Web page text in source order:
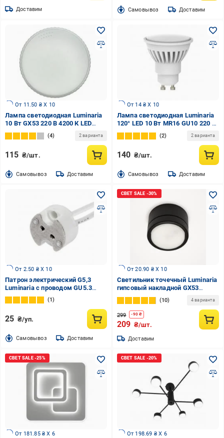
Доставим Cамовывоз Доставим
От 11.50 ₴ X 10
Лампа светодиодная Luminaria
10 Вт GX53 220 В 4200 К LED
GX53 10W 4200K
4 2 варианта
115 ₴/шт.
Cамовывоз Доставим
От 14 ₴ X 10
Лампа светодиодная Luminaria
120° LED 10 Вт MR16 GU10 220 В
4200 К CERAMIC
2 2 варианта
140 ₴/шт.
Cамовывоз Доставим
От 2.50 ₴ X 10
Патрон электрический G5,3
Luminaria с проводом GU5.3
керамика белый SOCKET GU5.3
1
25 ₴/уп.
Cамовывоз Доставим
От 20.90 ₴ X 10
Светильник точечный Luminaria
гипсовый накладной GX53
черный SEATTLE R2306 BK
10 4 варианта
299 -90 ₴
209 ₴/шт.
Доставим
От 181.85 ₴ X 6 От 198.69 ₴ X 6